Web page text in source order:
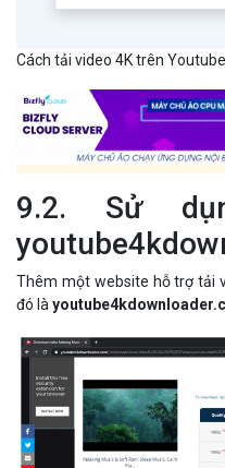
Cách tải video 4K trên
9.2. Sử
Thêm một website hỗ trợ tải
đó là